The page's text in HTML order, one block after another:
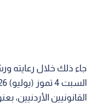
جاء ذلك خلال رعايته
القانونيين الأردنيين،